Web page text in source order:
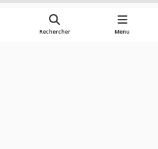
Rechercher Menu